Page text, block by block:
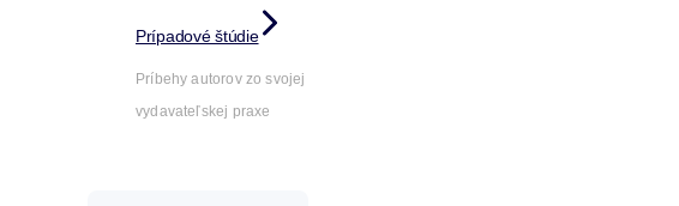
Prípadové štúdie
Príbehy autorov zo svojej
vydavateľskej praxe